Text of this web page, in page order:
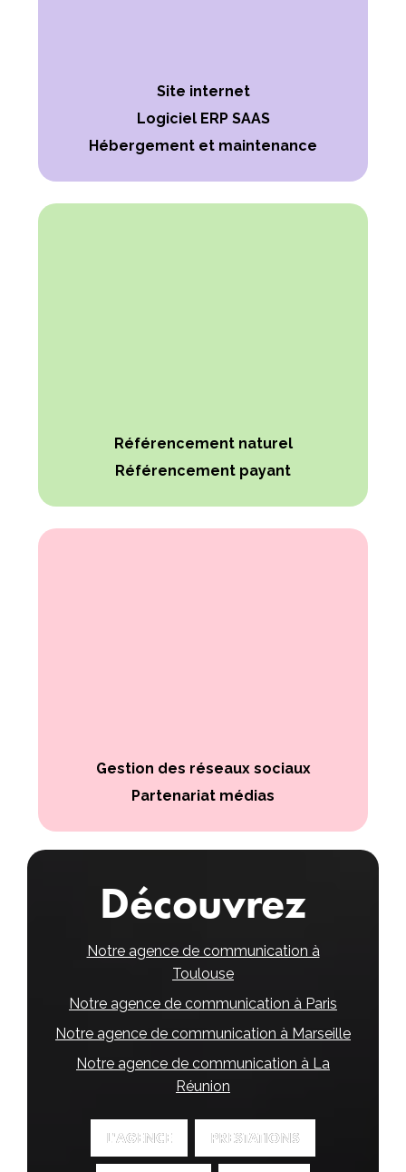
Site internet
Logiciel ERP SAAS
Hébergement et maintenance
Référencement naturel
Référencement payant
Gestion des réseaux sociaux
Partenariat médias
Découvrez
Notre agence de communication à
Toulouse
Notre agence de communication à Paris
Notre agence de communication à Marseille
Notre agence de communication à La
Réunion
L'AGENCE
L'AGENCE PRESTATIONS
PRESTATIONS